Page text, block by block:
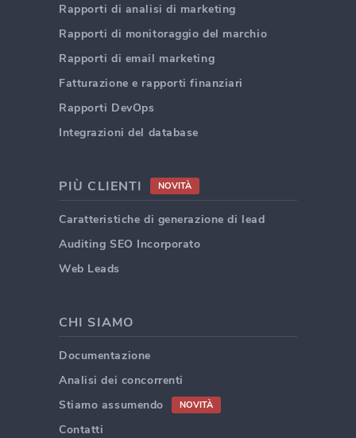
Rapporti di analisi di marketing
Rapporti di monitoraggio del marchio
Rapporti di email marketing
Fatturazione e rapporti finanziari
Rapporti DevOps
Integrazioni del database
PIÙ CLIENTI NOVITÀ
Caratteristiche di generazione di lead
Auditing SEO Incorporato
Web Leads
CHI SIAMO
Documentazione
Analisi dei concorrenti
Stiamo assumendo
NOVITÀ
Contatti